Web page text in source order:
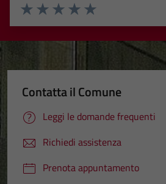
Valuta 5 stelle su 5
Valuta 4 stelle su 5
Valuta 3 stelle su 5
Valuta 2 stelle su 5
Valuta 1 stelle su 5
Contatta il Comune
Leggi le domande frequenti
Richiedi assistenza
Prenota appuntamento